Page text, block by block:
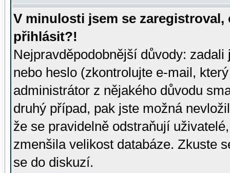
V minulosti jsem se
přihlásit?!
Nejpravděpodobnější důvody:
nebo heslo (zkontrolujte e-mail,
administrátor z nějakého důvodu
druhý případ, pak jste možná
že se pravidelně odstraňují
zmenšila velikost databáze. Zkuste
se do diskuzí.